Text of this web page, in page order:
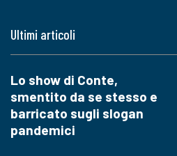
Ultimi articoli
Lo show di Conte,
smentito da se stesso e
barricato sugli slogan
pandemici